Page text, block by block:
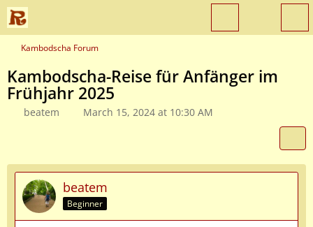
Kambodscha Forum
Kambodscha-Reise für Anfänger im
Frühjahr 2025
beatem March 15, 2024 at 10:30 AM
beatem
Beginner